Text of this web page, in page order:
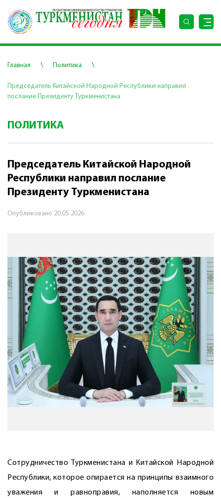
Главная \ Политика \
Председатель Китайской Народной Республики направил
послание Президенту Туркменистана
ПОЛИТИКА
Председатель Китайской Народной
Республики направил послание
Президенту Туркменистана
Опубликовано 20.05.2026
Сотрудничество Туркменистана и Китайской Народной
Республики, которое опирается на принципы взаимного
уважения и равноправия, наполняется новым